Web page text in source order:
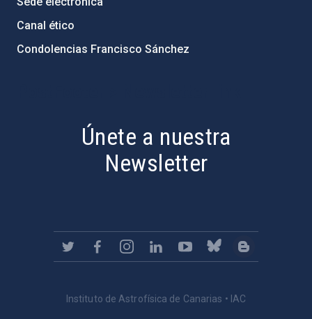
Canal ético
Condolencias Francisco Sánchez
Únete a nuestra
Newsletter
Instituto de Astrofísica de Canarias • IAC